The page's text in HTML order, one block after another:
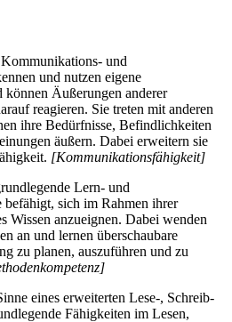
und
und nutzen eigene
Äußerungen anderer
reagieren. Sie treten mit anderen
ihre Bedürfnisse, Befindlichkeiten
äußern. Dabei erweitern sie
[Kommunikationsfähigkeit]
Lern- und
sich im Rahmen ihrer
Wissen anzueignen. Dabei wenden
an und lernen überschaubare
zu planen, auszuführen und zu
eines erweiterten Lese-, Schreib-
Fähigkeiten im Lesen,